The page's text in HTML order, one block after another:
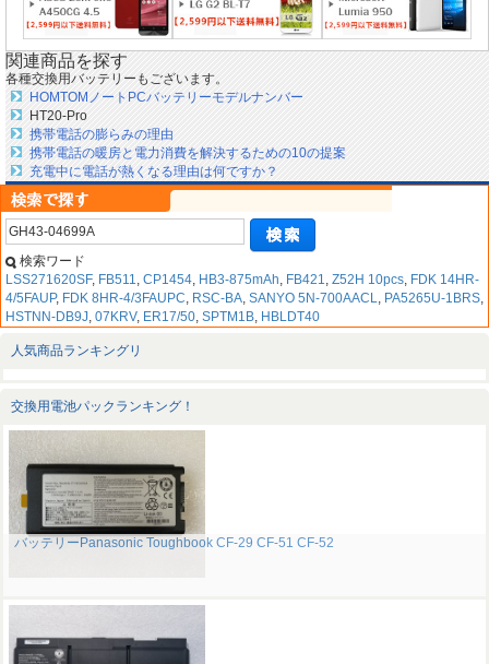
関連商品を探す
各種交換用バッテリーもございます。
HOMTOMノートPCバッテリーモデルナンバー
HT20-Pro
携帯電話の膨らみの理由
携帯電話の暖房と電力消費を解決するための10の提案
充電中に電話が熱くなる理由は何ですか？
検索ワード
LSS271620SF, FB511, CP1454, HB3-875mAh, FB421, Z52H 10pcs, FDK 14HR-
4/5FAUP, FDK 8HR-4/3FAUPC, RSC-BA, SANYO 5N-700AACL, PA5265U-1BRS,
HSTNN-DB9J, 07KRV, ER17/50, SPTM1B, HBLDT40
人気商品ランキングリ
交換用電池パックランキング！
バッテリーPanasonic Toughbook CF-29 CF-51 CF-52